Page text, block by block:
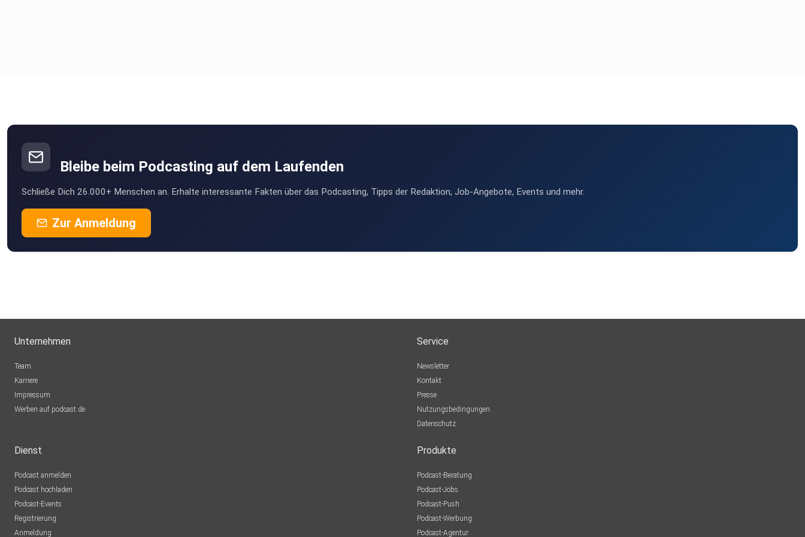
Bleibe beim Podcasting auf dem Laufenden
Schließe Dich 26.000+ Menschen an. Erhalte interessante Fakten über das Podcasting, Tipps der Redaktion, Job-Angebote, Events und mehr.
Zur Anmeldung
Unternehmen
Team
Karriere
Impressum
Werben auf podcast.de
Service
Newsletter
Kontakt
Presse
Nutzungsbedingungen
Datenschutz
Dienst
Podcast anmelden
Podcast hochladen
Podcast-Events
Registrierung
Anmeldung
Produkte
Podcast-Beratung
Podcast-Jobs
Podcast-Push
Podcast-Werbung
Podcast-Agentur